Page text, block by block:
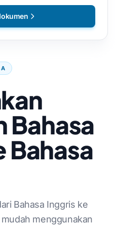
Bahasa
Bahasa
Bahasa Inggris ke
menggunakan